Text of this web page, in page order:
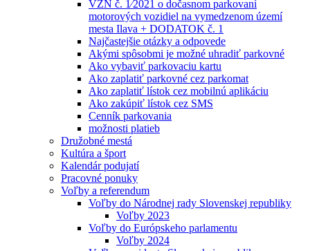
VZN č. 1⁄2021 o dočasnom parkovaní
motorových vozidiel na vymedzenom území
mesta Ilava + DODATOK č. 1
Najčastejšie otázky a odpovede
Akými spôsobmi je možné uhradiť parkovné
Ako vybaviť parkovaciu kartu
Ako zaplatiť parkovné cez parkomat
Ako zaplatiť lístok cez mobilnú aplikáciu
Ako zakúpiť lístok cez SMS
Cenník parkovania
možnosti platieb
Družobné mestá
Kultúra a šport
Kalendár podujatí
Pracovné ponuky
Voľby a referendum
Voľby do Národnej rady Slovenskej republiky
Voľby 2023
Voľby do Európskeho parlamentu
Voľby 2024